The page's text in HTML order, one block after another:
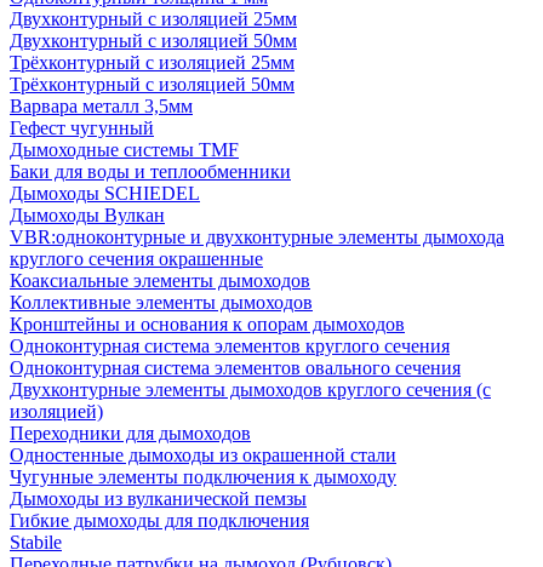
Двухконтурный с изоляцией 25мм
Двухконтурный с изоляцией 50мм
Трёхконтурный с изоляцией 25мм
Трёхконтурный с изоляцией 50мм
Варвара металл 3,5мм
Гефест чугунный
Дымоходные системы TMF
Баки для воды и теплообменники
Дымоходы SCHIEDEL
Дымоходы Вулкан
VBR:одноконтурные и двухконтурные элементы дымохода
круглого сечения окрашенные
Коаксиальные элементы дымоходов
Коллективные элементы дымоходов
Кронштейны и основания к опорам дымоходов
Одноконтурная система элементов круглого сечения
Одноконтурная система элементов овального сечения
Двухконтурные элементы дымоходов круглого сечения (с
изоляцией)
Переходники для дымоходов
Одностенные дымоходы из окрашенной стали
Чугунные элементы подключения к дымоходу
Дымоходы из вулканической пемзы
Гибкие дымоходы для подключения
Stabile